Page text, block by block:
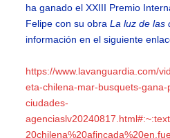
ha ganado el XXIII Premio
Felipe con su obra La luz de las
información en el siguiente
https://www.lavanguardia.com/
eta-chilena-mar-busquets-
ciudades-